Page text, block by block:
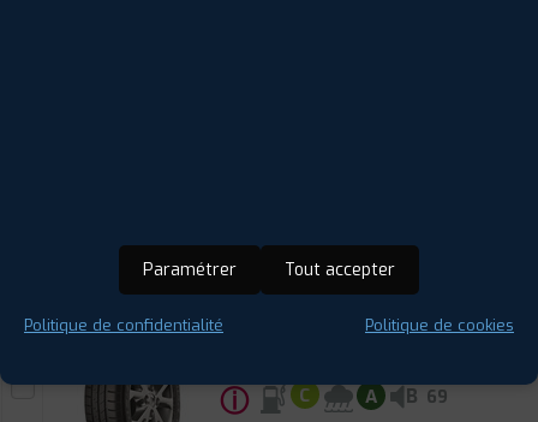
SINCERA SN110
175/70 R 14 84T
CODE EAN : 4250427439181
ⓘ C A B 69
Paramétrer Tout accepter
Politique de confidentialité Politique de cookies